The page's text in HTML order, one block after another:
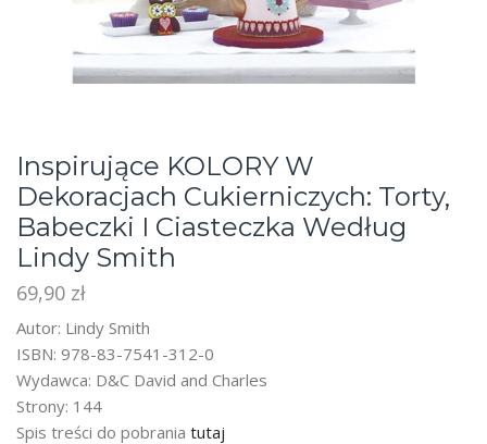
Inspirujące KOLORY W
Dekoracjach Cukierniczych: Torty,
Babeczki I Ciasteczka Według
Lindy Smith
69,90 zł
Autor: Lindy Smith
ISBN: 978-83-7541-312-0
Wydawca: D&C David and Charles
Strony: 144
Spis treści do pobrania tutaj